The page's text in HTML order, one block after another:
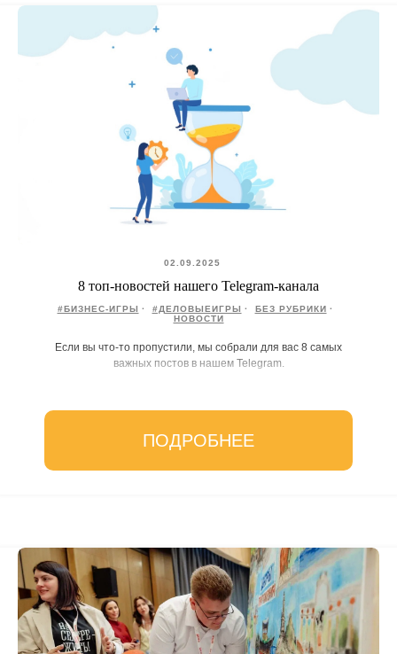
02.09.2025
8 топ-новостей нашего Telegram-канала
#БИЗНЕС-ИГРЫ #ДЕЛОВЫЕИГРЫ
БЕЗ РУБРИКИ
НОВОСТИ
Если вы что-то пропустили, мы собрали для вас 8 самых
важных постов в нашем Telegram.
ПОДРОБНЕЕ